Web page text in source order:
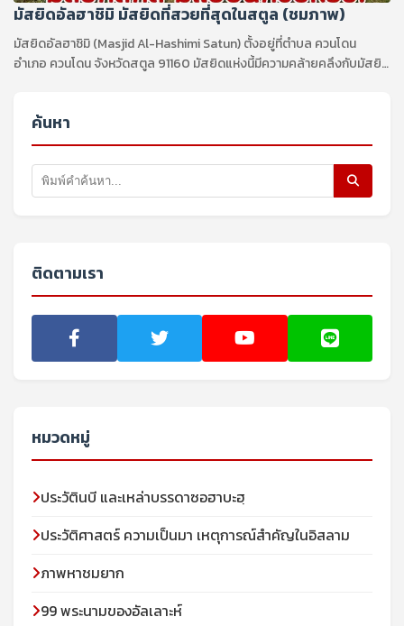
มัสยิดอัลฮาชิมิ มัสยิดที่สวยที่สุดในสตูล (ชมภาพ)
มัสยิดอัลฮาชิมิ (Masjid Al-Hashimi Satun) ตั้งอยู่ที่ตำบล ควนโดน
อำเภอ ควนโดน จังหวัดสตูล 91160 มัสยิดแห่งนี้มีความคล้ายคลึงกับมัสยิด
ค้นหา
ติดตามเรา
หมวดหมู่
ประวัตินบี และเหล่าบรรดาซอฮาบะฮฺ
ประวัติศาสตร์ ความเป็นมา เหตุการณ์สำคัญในอิสลาม
ภาพหาชมยาก
99 พระนามของอัลเลาะห์